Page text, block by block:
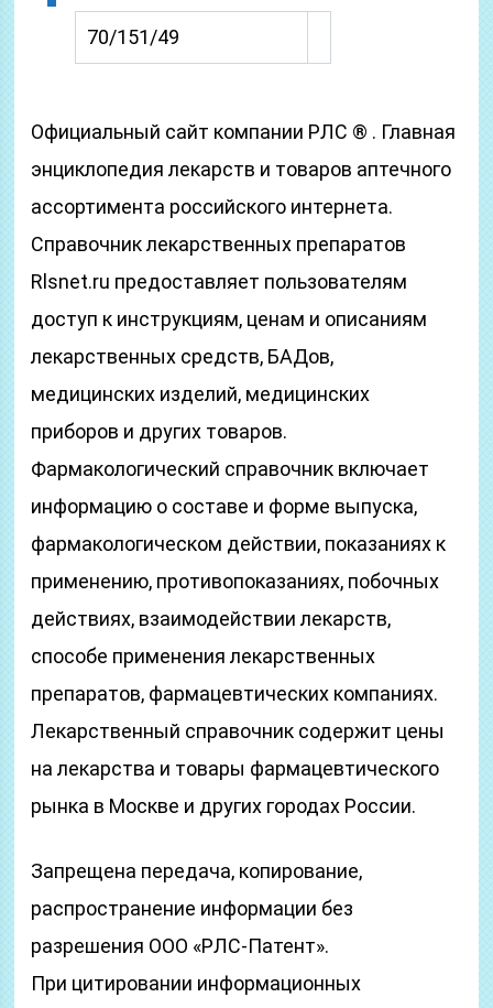
70/151/49
Официальный сайт компании РЛС ® . Главная
энциклопедия лекарств и товаров аптечного
ассортимента российского интернета.
Справочник лекарственных препаратов
Rlsnet.ru предоставляет пользователям
доступ к инструкциям, ценам и описаниям
лекарственных средств, БАДов,
медицинских изделий, медицинских
приборов и других товаров.
Фармакологический справочник включает
информацию о составе и форме выпуска,
фармакологическом действии, показаниях к
применению, противопоказаниях, побочных
действиях, взаимодействии лекарств,
способе применения лекарственных
препаратов, фармацевтических компаниях.
Лекарственный справочник содержит цены
на лекарства и товары фармацевтического
рынка в Москве и других городах России.
Запрещена передача, копирование,
распространение информации без
разрешения ООО «РЛС-Патент».
При цитировании информационных